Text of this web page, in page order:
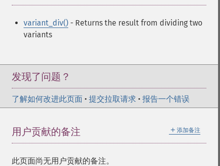
variant_div() - Returns the result from dividing two
variants
发现了问题？
了解如何改进此页面 • 提交拉取请求 • 报告一个错误
＋ 添加备注
用户贡献的备注
此页面尚无用户贡献的备注。